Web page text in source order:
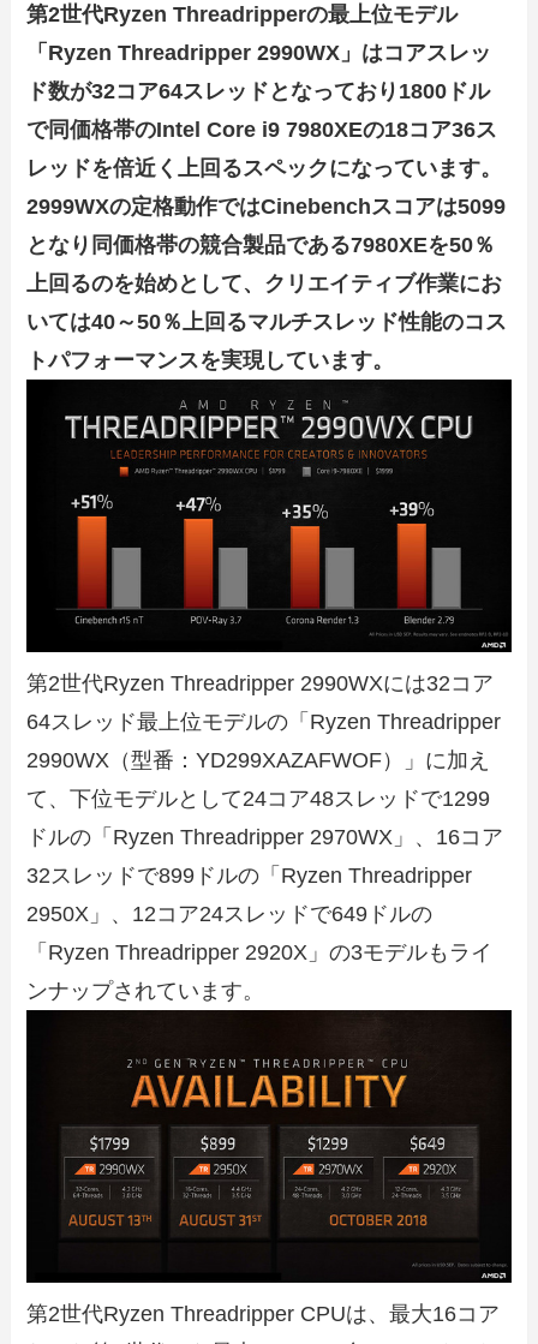
第2世代Ryzen Threadripperの最上位モデル
「Ryzen Threadripper 2990WX」はコアスレッ
ド数が32コア64スレッドとなっており1800ドル
で同価格帯のIntel Core i9 7980XEの18コア36ス
レッドを倍近く上回るスペックになっています。
2999WXの定格動作ではCinebenchスコアは5099
となり同価格帯の競合製品である7980XEを50％
上回るのを始めとして、クリエイティブ作業にお
いては40～50％上回るマルチスレッド性能のコス
トパフォーマンスを実現しています。
第2世代Ryzen Threadripper 2990WXには32コア
64スレッド最上位モデルの「Ryzen Threadripper
2990WX（型番：YD299XAZAFWOF）」に加え
て、下位モデルとして24コア48スレッドで1299
ドルの「Ryzen Threadripper 2970WX」、16コア
32スレッドで899ドルの「Ryzen Threadripper
2950X」、12コア24スレッドで649ドルの
「Ryzen Threadripper 2920X」の3モデルもライ
ンナップされています。
第2世代Ryzen Threadripper CPUは、最大16コア